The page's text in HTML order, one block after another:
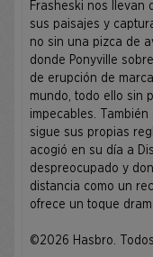
Frasheski nos llevan
sus paisajes y
no sin una pizca de
donde Ponyville
de erupción de
mundo, todo ello sin
impecables.
sigue sus propias
acogió en su día a
despreocupado y
distancia como un
ofrece un toque
©2026 Hasbro.